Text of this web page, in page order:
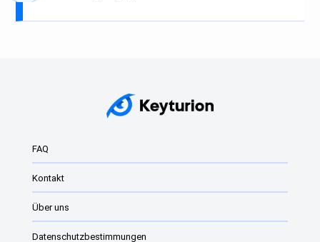
FAQ
Kontakt
Über uns
Datenschutzbestimmungen